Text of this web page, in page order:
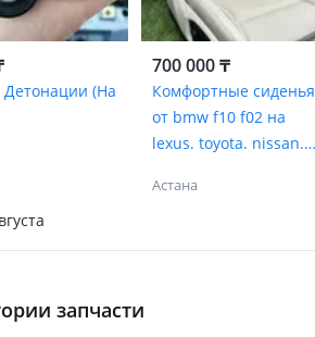
Детонации (На
700 000 ₸
Комфортные сиденья
от bmw f10 f02 на
lexus. toyota. nissan.
Астана
запчасти